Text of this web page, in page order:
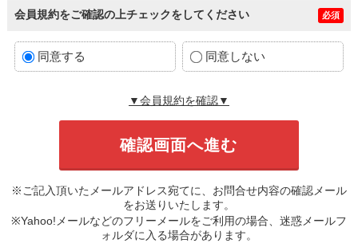
会員規約をご確認の上チェックをしてください 必須
同意する 同意しない
▼会員規約を確認▼
※ご記入頂いたメールアドレス宛てに、お問合せ内容の確認メール
をお送りいたします。
※Yahoo!メールなどのフリーメールをご利用の場合、迷惑メールフ
ォルダに入る場合があります。